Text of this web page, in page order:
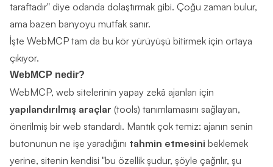
taraftadır" diye odanda dolaştırmak gibi. Çoğu zaman bulur,
ama bazen banyoyu mutfak sanır.
İşte WebMCP tam da bu kör yürüyüşü bitirmek için ortaya
çıkıyor.
WebMCP nedir?
WebMCP, web sitelerinin yapay zekâ ajanları için
yapılandırılmış araçlar (tools) tanımlamasını sağlayan,
önerilmiş bir web standardı. Mantık çok temiz: ajanın senin
butonunun ne işe yaradığını tahmin etmesini beklemek
yerine, sitenin kendisi "bu özellik şudur, şöyle çağrılır, şu